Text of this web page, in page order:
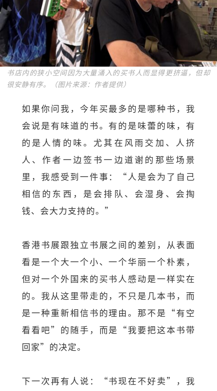
书店内的狭小空间因为大量涌入的买书人而显得更挤逼，但却
很安静有序。（图片来源：作者提供）
如果你问我，今年买最多的是哪种书，我
会说是有味道的书。有的是味蕾的味，有
的是人情的味。尤其在风雨交加、人挤
人、作者一边签书一边道谢的那些场景
里，我感受到一件事：“人是会为了自己
相信的东西，是会排队、会湿身、会掏
钱、会大力支持的。”
香港书展跟独立书展之间的差别，从表面
看是一个大一个小、一个华丽一个朴素，
但对一个外国来的买书人感动是一样实在
的。我从这里带走的，不只是几本书，而
是一种重新相信书的理由。那不是“有空
看看吧”的随手，而是“我要把这本书带
回家”的决定。
下一次再有人说：“书现在不好卖”，我